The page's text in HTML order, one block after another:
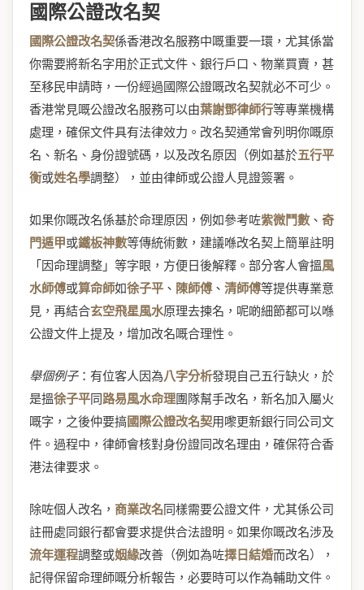
國際公證改名契
國際公證改名契係香港改名服務中嘅重要一環，尤其係當
你需要將新名字用於正式文件、銀行戶口、物業買賣，甚
至移民申請時，一份經過國際公證嘅改名契就必不可少。
香港常見嘅公證改名服務可以由葉謝鄧律師行等專業機構
處理，確保文件具有法律效力。改名契通常會列明你嘅原
名、新名、身份證號碼，以及改名原因（例如基於五行平
衡或姓名學調整），並由律師或公證人見證簽署。
如果你嘅改名係基於命理原因，例如參考咗紫微鬥數、 奇
門遁甲或鐵板神數等傳統術數，建議喺改名契上簡單註明
「因命理調整」等字眼，方便日後解釋。部分客人會搵風
水師傅或算命師如徐子平 、 陳師傅、 清師傅等提供專業意
見，再結合玄空飛星風水原理去揀名，呢啲細節都可以喺
公證文件上提及，增加改名嘅合理性。
舉個例子：有位客人因為八字分析發現自己五行缺火，於
是搵徐子平同路易風水命理團隊幫手改名，新名加入屬火
嘅字，之後仲要搞國際公證改名契用嚟更新銀行同公司文
件。過程中，律師會核對身份證同改名理由，確保符合香
港法律要求。
除咗個人改名， 商業改名同樣需要公證文件，尤其係公司
註冊處同銀行都會要求提供合法證明。如果你嘅改名涉及
流年運程調整或姻緣改善（例如為咗擇日結婚而改名），
記得保留命理師嘅分析報告，必要時可以作為輔助文件。